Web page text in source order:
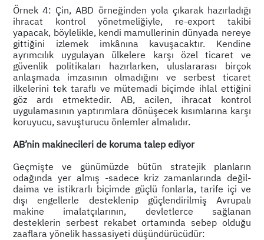
Örnek 4: Çin, ABD örneğinden yola çıkarak hazırladığı
ihracat kontrol yönetmeliğiyle, re-export takibi
yapacak, böylelikle, kendi mamullerinin dünyada nereye
gittiğini izlemek imkânına kavuşacaktır. Kendine
ayrımcılık uygulayan ülkelere karşı özel ticaret ve
güvenlik politikaları hazırlarken, uluslararası birçok
anlaşmada imzasının olmadığını ve serbest ticaret
ilkelerini tek taraflı ve mütemadi biçimde ihlal ettiğini
göz ardı etmektedir. AB, acilen, ihracat kontrol
uygulamasının yaptırımlara dönüşecek kısımlarına karşı
koruyucu, savuşturucu önlemler almalıdır.
AB’nin makinecileri de koruma talep ediyor
Geçmişte ve günümüzde bütün stratejik planların
odağında yer almış -sadece kriz zamanlarında değil-
daima ve istikrarlı biçimde güçlü fonlarla, tarife içi ve
dışı engellerle desteklenip güçlendirilmiş Avrupalı
makine imalatçılarının, devletlerce sağlanan
desteklerin serbest rekabet ortamında sebep olduğu
zaaflara yönelik hassasiyeti düşündürücüdür: